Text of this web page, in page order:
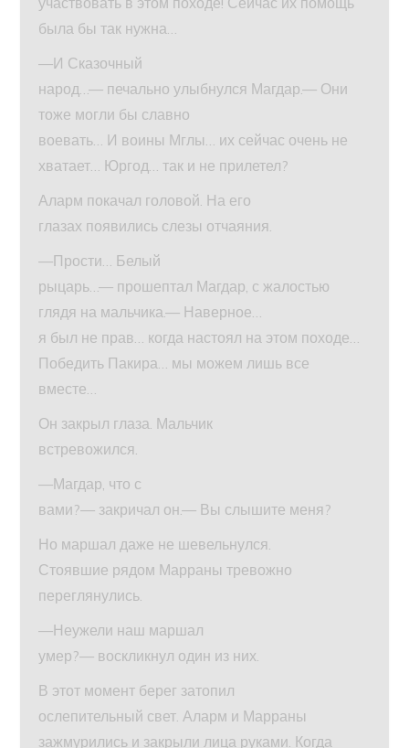
была бы так нужна…
—И Сказочный
народ…— печально улыбнулся Магдар.— Они
тоже могли бы славно
воевать… И воины Мглы… их сейчас очень не
хватает… Юргод… так и не прилетел?
Аларм покачал головой. На его
глазах появились слезы отчаяния.
—Прости… Белый
рыцарь…— прошептал Магдар, с жалостью
глядя на мальчика.— Наверное…
я был не прав… когда настоял на этом походе…
Победить Пакира… мы можем лишь все
вместе…
Он закрыл глаза. Мальчик
встревожился.
—Магдар, что с
вами?— закричал он.— Вы слышите меня?
Но маршал даже не шевельнулся.
Стоявшие рядом Марраны тревожно
переглянулись.
—Неужели наш маршал
умер?— воскликнул один из них.
В этот момент берег затопил
ослепительный свет. Аларм и Марраны
зажмурились и закрыли лица руками. Когда